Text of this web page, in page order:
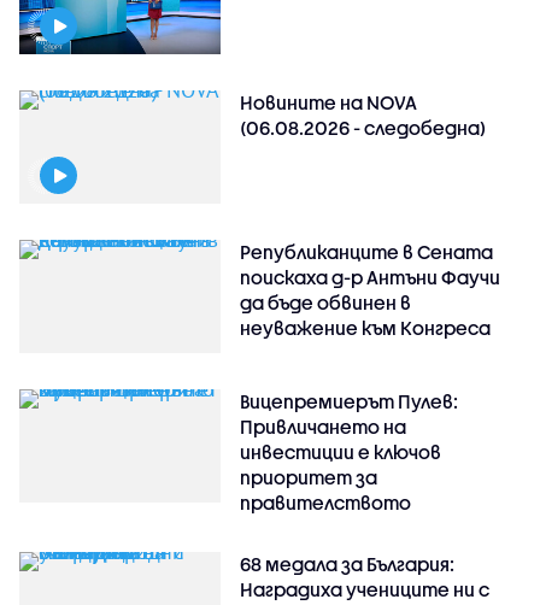
Новините на NOVA
(06.08.2026 - следобедна)
Републиканците в Сената
поискаха д-р Антъни Фаучи
да бъде обвинен в
неуважение към Конгреса
Вицепремиерът Пулев:
Привличането на
инвестиции е ключов
приоритет за
правителството
68 медала за България:
Наградиха учениците ни с